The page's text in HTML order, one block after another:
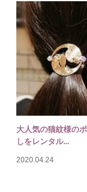
大人気の猫紋様の
しをレンタル...
2020.04.24